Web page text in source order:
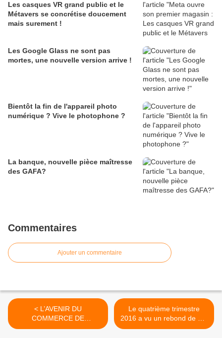
Les casques VR grand public et le
Métavers se concrétise doucement
mais surement !
Les Google Glass ne sont pas
mortes, une nouvelle version arrive !
Bientôt la fin de l'appareil photo
numérique ? Vive le photophone ?
La banque, nouvelle pièce maîtresse
des GAFA?
Commentaires
Ajouter un commentaire
< L’AVENIR DU
COMMERCE DE
PROXIMITÉ à l’ère de l'e-
Le quatrième trimestre
2016 a vu un rebond de 7%
du marché des